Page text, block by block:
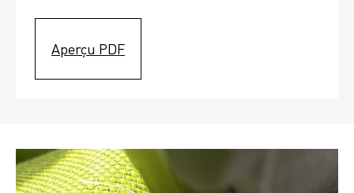
Aperçu PDF